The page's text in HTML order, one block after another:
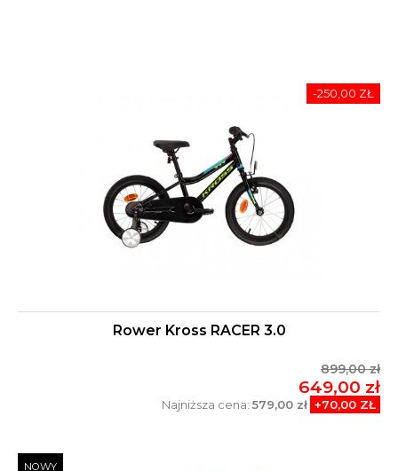
Rower Kross RACER 3.0
899,00 zł
649,00 zł
Najniższa cena: 579,00 zł +70,00 ZŁ
-250,00 ZŁ
NOWY